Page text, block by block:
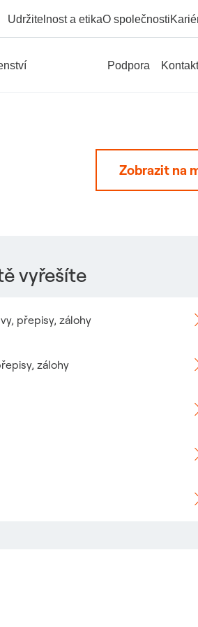
Udržitelnost a etikaO společnosti
Podpora
Zobrazit na
vyřešíte
přepisy, zálohy
okně
zálohy
okně
okně
okně
okně